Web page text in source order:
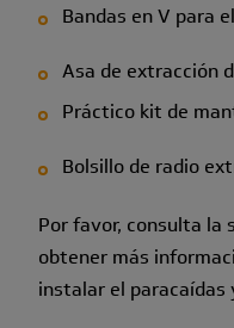
Bandas en V para
Asa de extracción
Práctico kit de
Bolsillo de radio
Por favor, consulta la
obtener más
instalar el paracaídas